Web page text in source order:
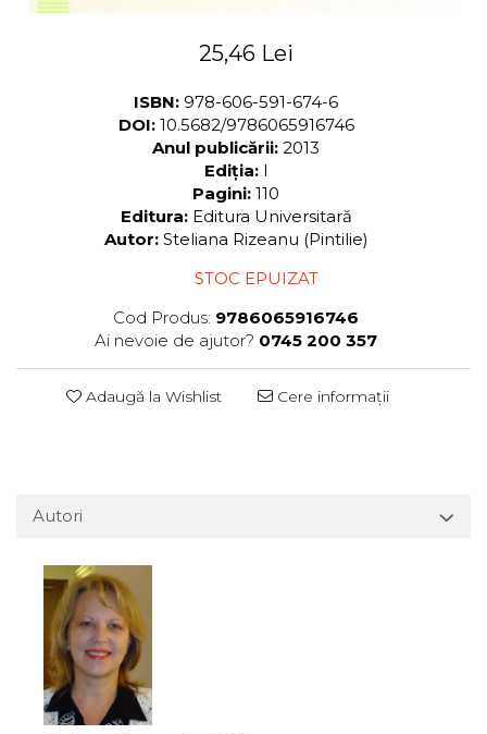
25,46 Lei
ISBN: 978-606-591-674-6
DOI: 10.5682/9786065916746
Anul publicării: 2013
Ediția: I
Pagini: 110
Editura: Editura Universitară
Autor: Steliana Rizeanu (Pintilie)
STOC EPUIZAT
Cod Produs: 9786065916746
Ai nevoie de ajutor? 0745 200 357
Adaugă la Wishlist Cere informații
Autori